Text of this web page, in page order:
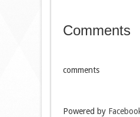
Comments
comments
Powered by